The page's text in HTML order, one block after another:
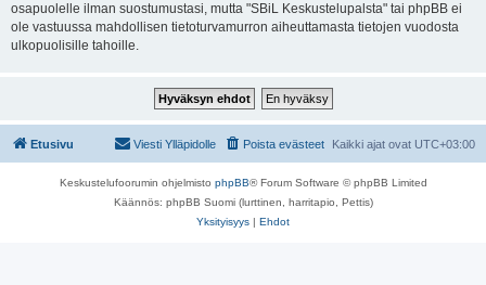
osapuolelle ilman suostumustasi, mutta "SBiL Keskustelupalsta" tai phpBB ei
ole vastuussa mahdollisen tietoturvamurron aiheuttamasta tietojen vuodosta
ulkopuolisille tahoille.
Etusivu Kaikki ajat ovat UTC+03:00
Poista evästeet
Viesti Ylläpidolle
Keskustelufoorumin ohjelmisto phpBB® Forum Software © phpBB Limited
Käännös: phpBB Suomi (lurttinen, harritapio, Pettis)
Yksityisyys | Ehdot